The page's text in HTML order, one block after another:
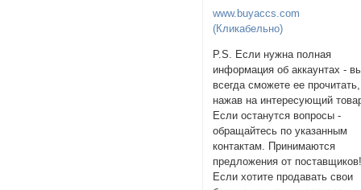
www.buyaccs.com
(Кликабельно)
P.S. Если нужна полная
информация об аккаунтах -
всегда сможете ее прочитать,
нажав на интересующий
Если останутся вопросы -
обращайтесь по указанным
контактам. Принимаются
предложения от
Если хотите продавать свои